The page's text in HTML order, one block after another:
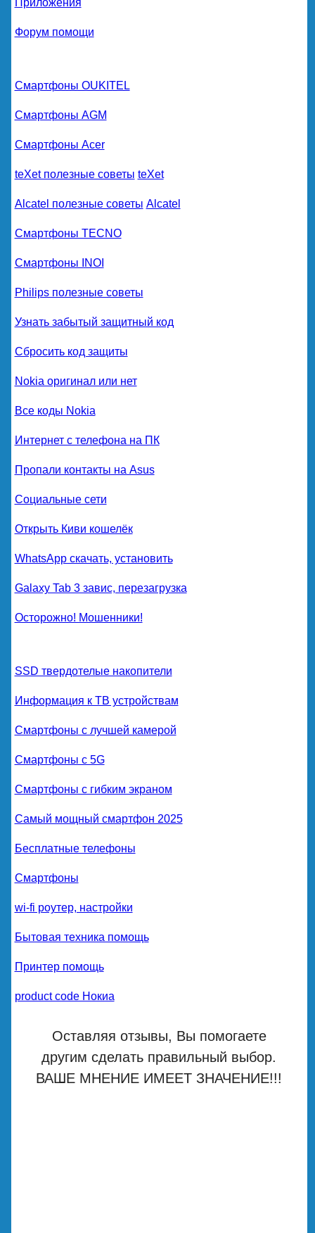
Приложения
Форум помощи
Смартфоны OUKITEL
Смартфоны AGM
Смартфоны Acer
teXet полезные советы teXet
Alcatel полезные советы Alcatel
Смартфоны TECNO
Смартфоны INOI
Philips полезные советы
Узнать забытый защитный код
Сбросить код защиты
Nokia оригинал или нет
Все коды Nokia
Интернет с телефона на ПК
Пропали контакты на Asus
Социальные сети
Открыть Киви кошелёк
WhatsApp скачать, установить
Galaxy Tab 3 завис, перезагрузка
Осторожно! Мошенники!
SSD твердотелые накопители
Информация к ТВ устройствам
Смартфоны с лучшей камерой
Смартфоны с 5G
Смартфоны с гибким экраном
Самый мощный смартфон 2025
Бесплатные телефоны
Смартфоны
wi-fi роутер, настройки
Бытовая техника помощь
Принтер помощь
product code Нокиа
Оставляя отзывы, Вы помогаете
другим сделать правильный выбор.
ВАШЕ МНЕНИЕ ИМЕЕТ ЗНАЧЕНИЕ!!!